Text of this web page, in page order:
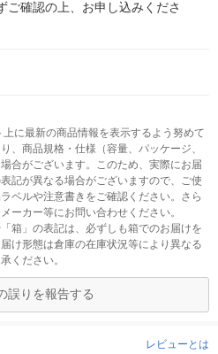
ご確認の上、お申し込みくださ
に最新の商品情報を表示するよう努めて
、商品規格・仕様（容量、パッケージ、
合がございます。このため、実際にお届
記が異なる場合がございますので、ご使
ベルや注意書きをご確認ください。さら
ーカー等にお問い合わせください。
箱」の表記は、必ずしも箱でのお届けを
け形態は倉庫の在庫状況等により異なる
ください。
誤りを報告する
レビューとは